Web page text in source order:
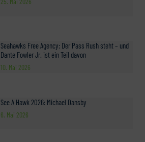
Seahawks Free Agency: Der Pass Rush steht – und
Dante Fowler Jr. ist ein Teil davon
10. Mai 2026
See A Hawk 2026: Michael Dansby
6. Mai 2026